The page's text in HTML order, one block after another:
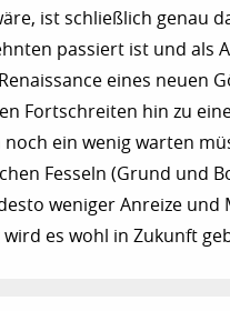
ist schließlich genau
passiert ist und als
eines neuen
Fortschreiten hin zu
ein wenig warten
Fesseln (Grund und
weniger Anreize und
es wohl in Zukunft